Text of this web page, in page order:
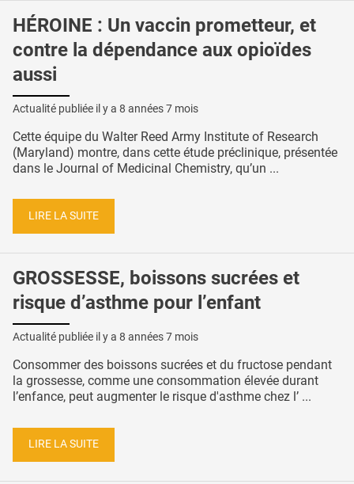
HÉROINE : Un vaccin prometteur, et
contre la dépendance aux opioïdes
aussi
Actualité publiée il y a 8 années 7 mois
Cette équipe du Walter Reed Army Institute of Research
(Maryland) montre, dans cette étude préclinique, présentée
dans le Journal of Medicinal Chemistry, qu’un ...
LIRE LA SUITE
GROSSESSE, boissons sucrées et
risque d’asthme pour l’enfant
Actualité publiée il y a 8 années 7 mois
Consommer des boissons sucrées et du fructose pendant
la grossesse, comme une consommation élevée durant
l’enfance, peut augmenter le risque d'asthme chez l’ ...
LIRE LA SUITE